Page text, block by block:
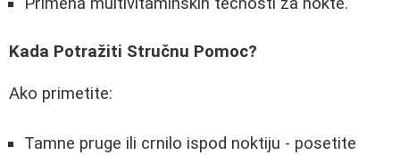
Kada Potražiti Stručnu Pomoc?
Ako primetite:
Tamne pruge ili crnilo ispod noktiju - posetite